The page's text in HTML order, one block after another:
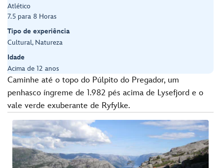
Atlético
7.5 para 8 Horas
Tipo de experiência
Cultural, Natureza
Idade
Acima de 12 anos
Caminhe até o topo do Púlpito do Pregador, um
penhasco íngreme de 1.982 pés acima de Lysefjord e o
vale verde exuberante de Ryfylke.